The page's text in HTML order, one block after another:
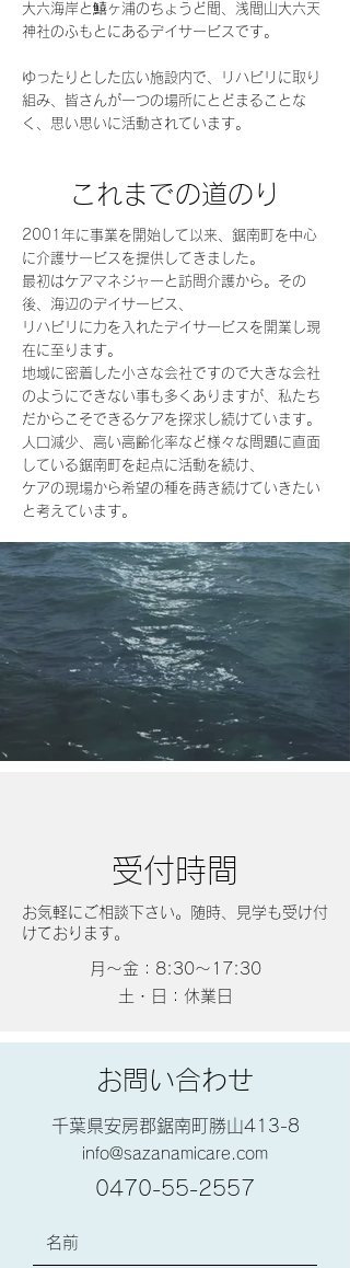
大六海岸と鱚ヶ浦のちょうど間、浅間山大六天
神社のふもとにあるデイサービスです。
​ゆったりとした広い施設内で、リハビリに取り
組み、皆さんが一つの場所にとどまることな
く、思い思いに活動されています。
​これまでの道のり
2001年に事業を開始して以来、鋸南町を中心
に介護サービスを提供してきました。
最初はケアマネジャーと訪問介護から。その
後、海辺のデイサービス、
リハビリに力を入れたデイサービスを開業し現
在に至ります。
地域に密着した小さな会社ですので大きな会社
のようにできない事も多くありますが、私たち
だからこそできるケアを探求し続けています。
人口減少、高い高齢化率など様々な問題に直面
している鋸南町を起点に活動を続け、
ケアの現場から希望の種を蒔き続けていきたい
と考えています。
​​受付時間
お気軽にご相談下さい。随時、見学も受け付
けております。
月〜金：8:30〜17:30
土・日：休業日
お問い合わせ
千葉県安房郡鋸南町勝山413-8
info@sazanamicare.com
0470-55-2557